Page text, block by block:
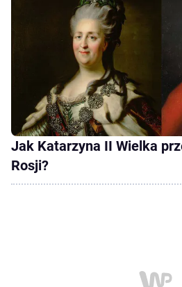
Jak Katarzyna II Wielka
Rosji?